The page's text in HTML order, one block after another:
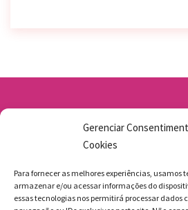
Gerenciar
Cookies
Para fornecer as melhores experiências, usamos
armazenar e/ou acessar informações do
essas tecnologias nos permitirá processar
Av. Santo Antônio 1663 - Vila Osasco
11 98211-1706